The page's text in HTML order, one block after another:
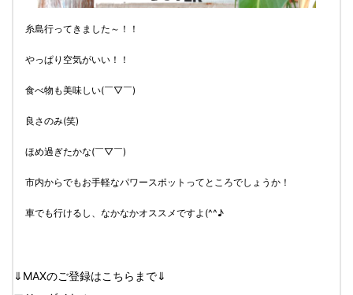
糸島行ってきました～！！
やっぱり空気がいい！！
食べ物も美味しい(￣▽￣)
良さのみ(笑)
ほめ過ぎたかな(￣▽￣)
市内からでもお手軽なパワースポットってところでしょうか！
車でも行けるし、なかなかオススメですよ(^^♪
⇓MAXのご登録はこちらまで⇓